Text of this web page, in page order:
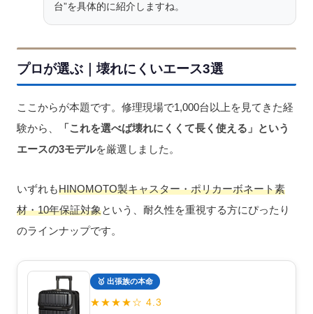
台”を具体的に紹介しますね。
プロが選ぶ｜壊れにくいエース3選
ここからが本題です。修理現場で1,000台以上を見てきた経
験から、
「これを選べば壊れにくくて長く使える」という
エースの3モデルを厳選しました。
いずれもHINOMOTO製キャスター・ポリカーボネート素
材・10年保証対象という、耐久性を重視する方にぴったり
のラインナップです。
🥇 出張族の本命
★★★★☆ 4.3